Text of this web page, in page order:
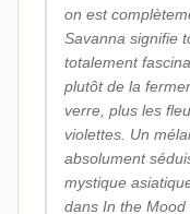
on est
Savanna signifie
totalement
plutôt de la
verre, plus les
violettes. Un
absolument
mystique
dans In the